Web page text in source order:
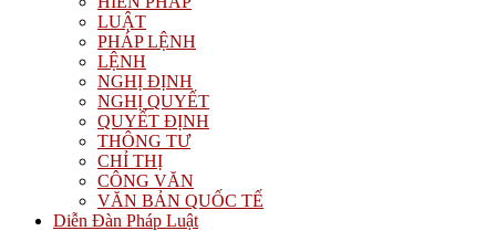
LUẬT
PHÁP LỆNH
LỆNH
NGHỊ ĐỊNH
NGHỊ QUYẾT
QUYẾT ĐỊNH
THÔNG TƯ
CHỈ THỊ
CÔNG VĂN
VĂN BẢN QUỐC TẾ
Diễn Đàn Pháp Luật